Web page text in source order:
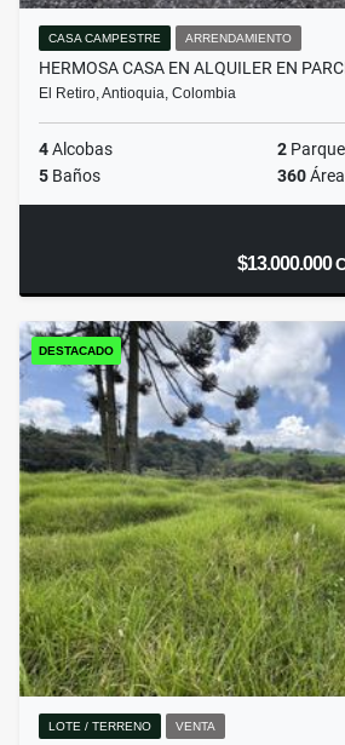
CASA CAMPESTRE ARRENDAMIENTO
HERMOSA CASA EN ALQUILER EN
El Retiro, Antioquia, Colombia
4Alcobas 2
5 Baños 360
$13.000.000
DESTACADO
LOTE / TERRENO VENTA